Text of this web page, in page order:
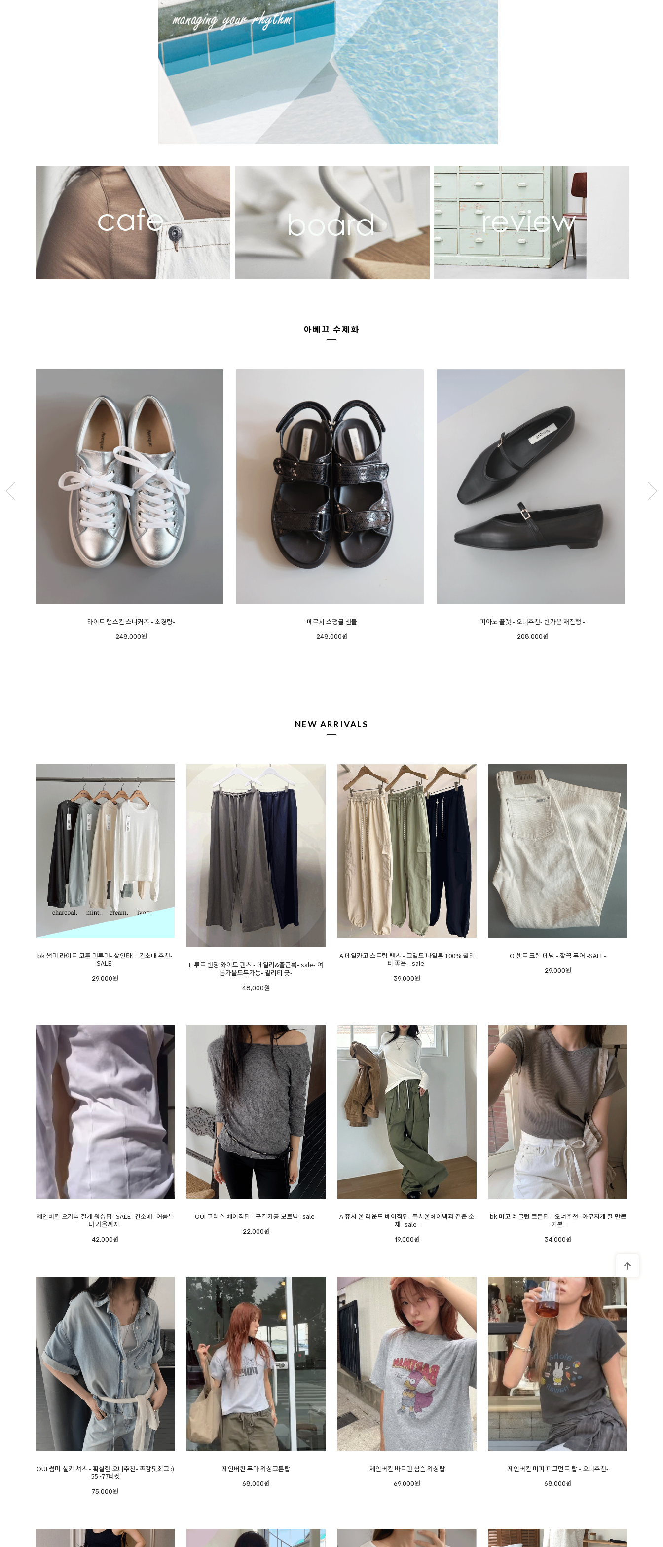
아베끄 수제화
메르시 스팽글 샌들
248,000원
피아노 플랫 - 오너추천- 반가운 재진행 -
208,000원
미우 메리제인 램스킨 스니커즈 + 블랙추가 + 봄여름 오너추천-
258,000원
NEW ARRIVALS
bk 썸머 라이트 코튼 맨투맨- 살안타는 긴소매 추천-
SALE-
29,000원
F 루트 밴딩 와이드 팬츠 - 데일리&출근룩- sale- 여
름가을모두가능- 퀄리티 굿-
48,000원
A 데일카고 스트링 팬츠 - 고밀도 나일론 100% 퀄리
티 좋은 - sale-
39,000원
O 센트 크림 데님 - 깔끔 퓨어 -SALE-
29,000원
제인버킨 오가닉 절개 워싱탑 -SALE- 긴소매- 여름부
터 가을까지-
42,000원
OUI 크리스 베이직탑 - 구김가공 보트넥- sale-
22,000원
A 쥬시 울 라운드 베이직탑 -쥬시울하이넥과 같은 소
재- sale-
19,000원
bk 미고 레글런 코튼탑 - 오너추천- 야무지게 잘 만든
기본-
34,000원
OUI 썸머 실키 셔츠 - 확실한 오너추천- 촉감핏최고 :)
- 55~77타켓-
75,000원
제인버킨 푸마 워싱코튼탑
68,000원
제인버킨 바트맨 심슨 워싱탑
69,000원
제인버킨 미피 피그먼트 탑 - 오너추천-
68,000원